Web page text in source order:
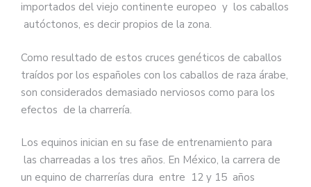
importados del viejo continente europeo y los caballos
autóctonos, es decir propios de la zona.
Como resultado de estos cruces genéticos de caballos
traídos por los españoles con los caballos de raza árabe,
son considerados demasiado nerviosos como para los
efectos de la charrería.
Los equinos inician en su fase de entrenamiento para
las charreadas a los tres años. En México, la carrera de
un equino de charrerías dura entre 12 y 15 años